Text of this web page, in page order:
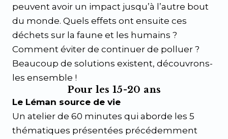
peuvent avoir un impact jusqu’à l’autre bout
du monde. Quels effets ont ensuite ces
déchets sur la faune et les humains ?
Comment éviter de continuer de polluer ?
Beaucoup de solutions existent, découvrons-
les ensemble !
Pour les 15-20 ans
Le Léman source de vie
Un atelier de 60 minutes qui aborde les 5
thématiques présentées précédemment